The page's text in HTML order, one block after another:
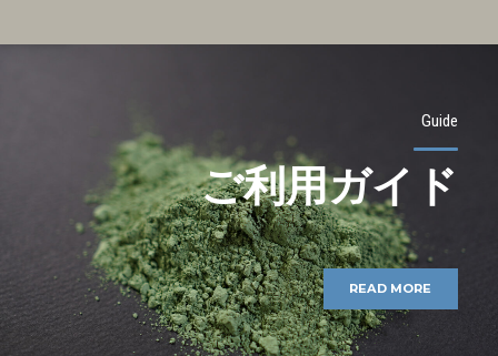
Guide
ご利用ガイド
READ MORE